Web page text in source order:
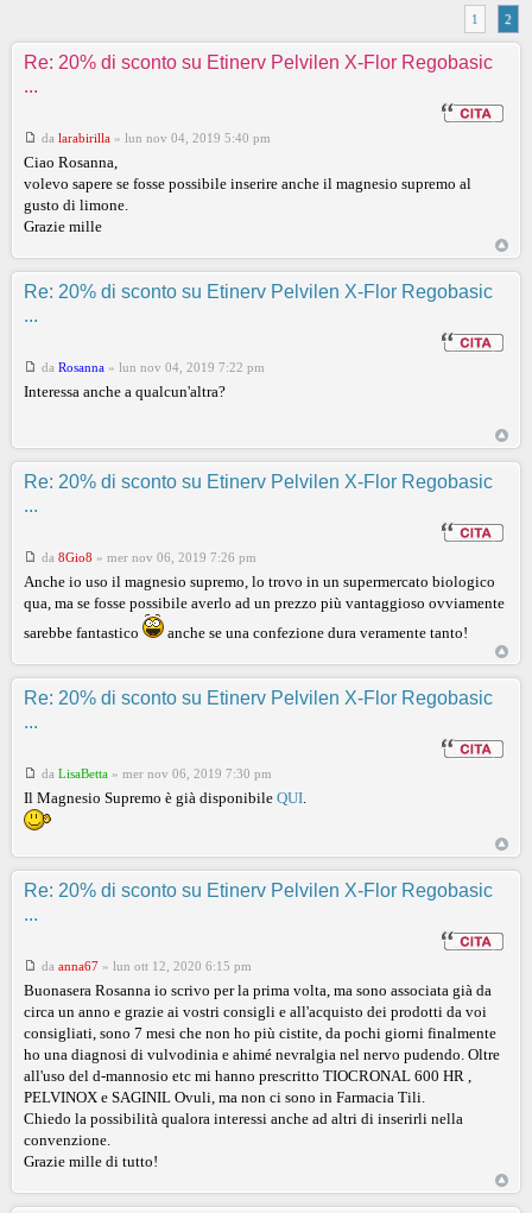
1
2
Re: 20% di sconto su Etinerv Pelvilen X-Flor Regobasic
...
da larabirilla » lun nov 04, 2019 5:40 pm
Ciao Rosanna,
volevo sapere se fosse possibile inserire anche il magnesio supremo al
gusto di limone.
Grazie mille
Re: 20% di sconto su Etinerv Pelvilen X-Flor Regobasic
...
da Rosanna » lun nov 04, 2019 7:22 pm
Interessa anche a qualcun'altra?
Re: 20% di sconto su Etinerv Pelvilen X-Flor Regobasic
...
da 8Gio8 » mer nov 06, 2019 7:26 pm
Anche io uso il magnesio supremo, lo trovo in un supermercato biologico
qua, ma se fosse possibile averlo ad un prezzo più vantaggioso ovviamente
sarebbe fantastico
anche se una confezione dura veramente tanto!
Re: 20% di sconto su Etinerv Pelvilen X-Flor Regobasic
...
da LisaBetta » mer nov 06, 2019 7:30 pm
Il Magnesio Supremo è già disponibile QUI.
Re: 20% di sconto su Etinerv Pelvilen X-Flor Regobasic
...
da anna67 » lun ott 12, 2020 6:15 pm
Buonasera Rosanna io scrivo per la prima volta, ma sono associata già da
circa un anno e grazie ai vostri consigli e all'acquisto dei prodotti da voi
consigliati, sono 7 mesi che non ho più cistite, da pochi giorni finalmente
ho una diagnosi di vulvodinia e ahimé nevralgia nel nervo pudendo. Oltre
all'uso del d-mannosio etc mi hanno prescritto TIOCRONAL 600 HR ,
PELVINOX e SAGINIL Ovuli, ma non ci sono in Farmacia Tili.
Chiedo la possibilità qualora interessi anche ad altri di inserirli nella
convenzione.
Grazie mille di tutto!